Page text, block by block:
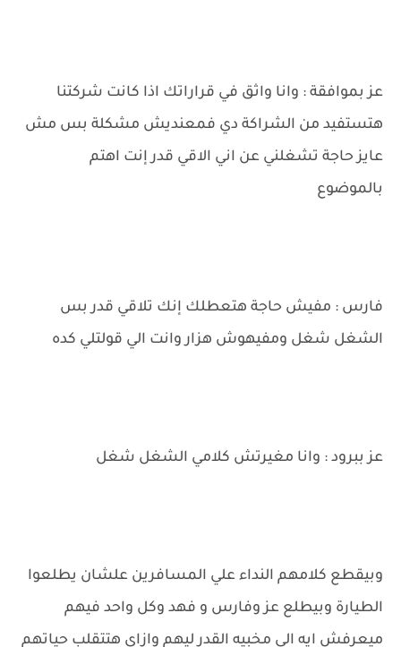
عز بموافقة : وانا واثق في قراراتك اذا كانت شركتنا
هتستفيد من الشراكة دي فمعنديش مشكلة بس مش
عايز حاجة تشغلني عن اني الاقي قدر إنت اهتم
بالموضوع
فارس : مفيش حاجة هتعطلك إنك تلاقي قدر بس
الشغل شغل ومفيهوش هزار وانت الي قولتلي كده
عز ببرود : وانا مغيرتش كلامي الشغل شغل
وبيقطع كلامهم النداء علي المسافرين علشان يطلعوا
الطيارة وبيطلع عز وفارس و فهد وكل واحد فيهم
ميعرفش ايه الي مخبيه القدر ليهم وازاي هتتقلب حياتهم